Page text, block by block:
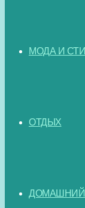
МОДА И
ОТДЫХ